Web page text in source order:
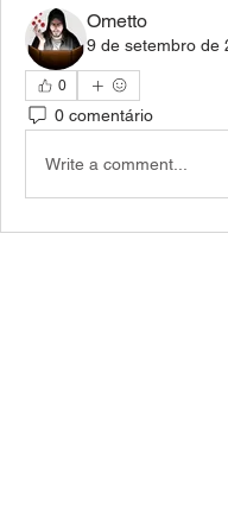
Ometto
9 de setembro de
0
0 comentário
Write a comment...